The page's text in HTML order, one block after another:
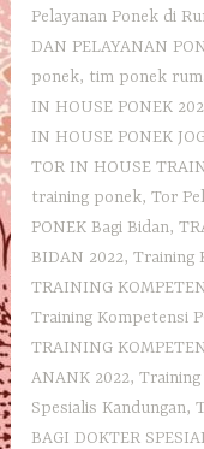
Pelayanan Ponek di
DAN PELAYANAN
ponek, tim ponek
IN HOUSE PONEK
IN HOUSE PONEK
TOR IN HOUSE
training ponek,Tor
PONEK Bagi Bidan,
BIDAN 2022,Training
TRAINING
Training Kompetensi
TRAINING
ANANK 2022,
Spesialis Kandungan,
BAGI DOKTER